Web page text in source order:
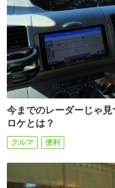
今までのレーダーじゃ
ロケとは？
クルマ 便利